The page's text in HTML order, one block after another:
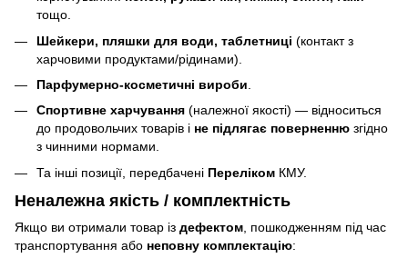
тощо.
Шейкери, пляшки для води, таблетниці (контакт з
харчовими продуктами/рідинами).
Парфумерно-косметичні вироби
Спортивне харчування (належної якості) — відноситься
до продовольчих товарів і не підлягає поверненню згідно
з чинними нормами.
Та інші позиції, передбачені Переліком КМУ.
Неналежна якість / комплектність
Якщо ви отримали товар із дефектом, пошкодженням під час
транспортування або неповну комплектацію: